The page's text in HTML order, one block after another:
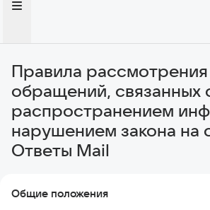
Правила рассмотрения
обращений, связанных
распространением
нарушением закона на
Ответы Mail
Общие положения